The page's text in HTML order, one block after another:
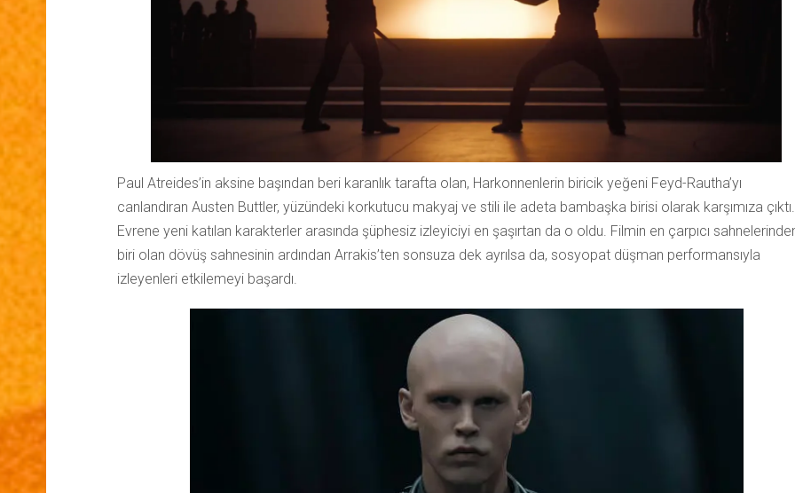
Paul Atreides’in aksine başından beri karanlık tarafta olan, Harkonnenlerin biricik yeğeni Feyd-Rautha’yı
canlandıran Austen Buttler, yüzündeki korkutucu makyaj ve stili ile adeta bambaşka birisi olarak karşımıza çıktı.
Evrene yeni katılan karakterler arasında şüphesiz izleyiciyi en şaşırtan da o oldu. Filmin en çarpıcı
biri olan dövüş sahnesinin ardından Arrakis’ten sonsuza dek ayrılsa da, sosyopat düşman performansıyla
izleyenleri etkilemeyi başardı.